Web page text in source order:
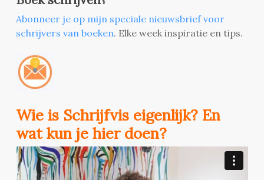
Abonneer je op mijn speciale nieuwsbrief voor
schrijvers van boeken. Elke week inspiratie en tips.
Wie is Schrijfvis eigenlijk? En
wat kun je hier doen?